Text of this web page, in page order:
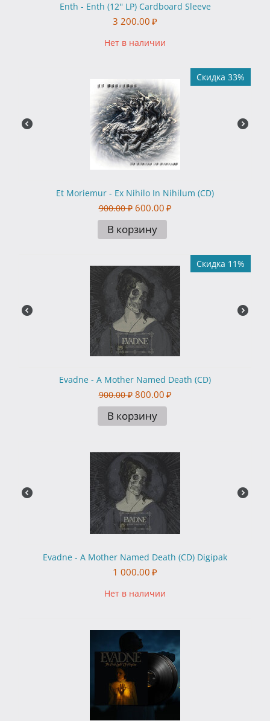
Enth - Enth (12'' LP) Cardboard Sleeve
3 200.00 ₽
Нет в наличии
Скидка 33%
Et Moriemur - Ex Nihilo In Nihilum (CD)
900.00 ₽ 600.00 ₽
В корзину
Скидка 11%
Evadne - A Mother Named Death (CD)
900.00 ₽ 800.00 ₽
В корзину
Evadne - A Mother Named Death (CD) Digipak
1 000.00 ₽
Нет в наличии